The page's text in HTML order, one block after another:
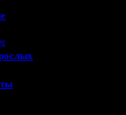
Заказала
книгу в